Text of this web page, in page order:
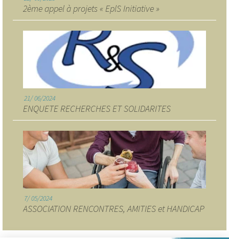
2ème appel à projets « EplS Initiative »
21 06/2024
ENQUETE RECHERCHES ET SOLIDARITES
7 05/2024
ASSOCIATION RENCONTRES, AMITIES et HANDICAP